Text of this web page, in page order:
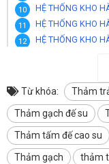
HỆ THỐNG KHO
HỆ THỐNG KHO
HỆ THỐNG KHO
HỆ THỐNG KHO
HỆ THỐNG KHO
HÌNH ẢNH THẢM
Từ khóa: Thảm
Thảm gạch đế su
Thảm tấm đế cao su
Thảm gạch
thảm